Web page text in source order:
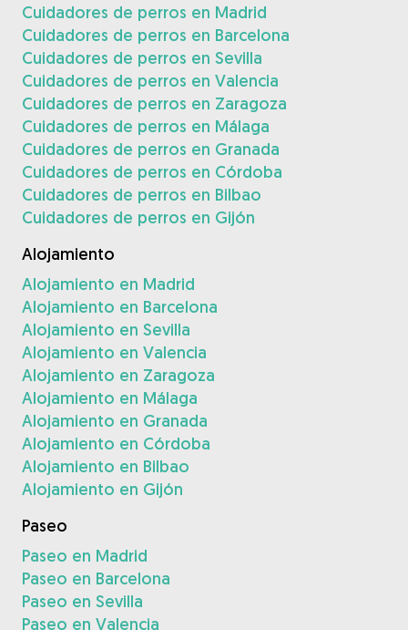
Cuidadores de perros en Madrid
Cuidadores de perros en Barcelona
Cuidadores de perros en Sevilla
Cuidadores de perros en Valencia
Cuidadores de perros en Zaragoza
Cuidadores de perros en Málaga
Cuidadores de perros en Granada
Cuidadores de perros en Córdoba
Cuidadores de perros en Bilbao
Cuidadores de perros en Gijón
Alojamiento
Alojamiento en Madrid
Alojamiento en Barcelona
Alojamiento en Sevilla
Alojamiento en Valencia
Alojamiento en Zaragoza
Alojamiento en Málaga
Alojamiento en Granada
Alojamiento en Córdoba
Alojamiento en Bilbao
Alojamiento en Gijón
Paseo
Paseo en Madrid
Paseo en Barcelona
Paseo en Sevilla
Paseo en Valencia